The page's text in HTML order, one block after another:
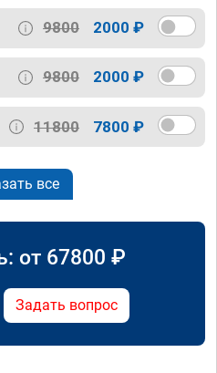
9800 2000 ₽
9800 2000 ₽
11800 7800 ₽
все
от 67800 ₽
Задать вопрос